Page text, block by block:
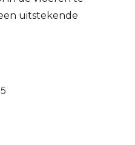
uitstekende